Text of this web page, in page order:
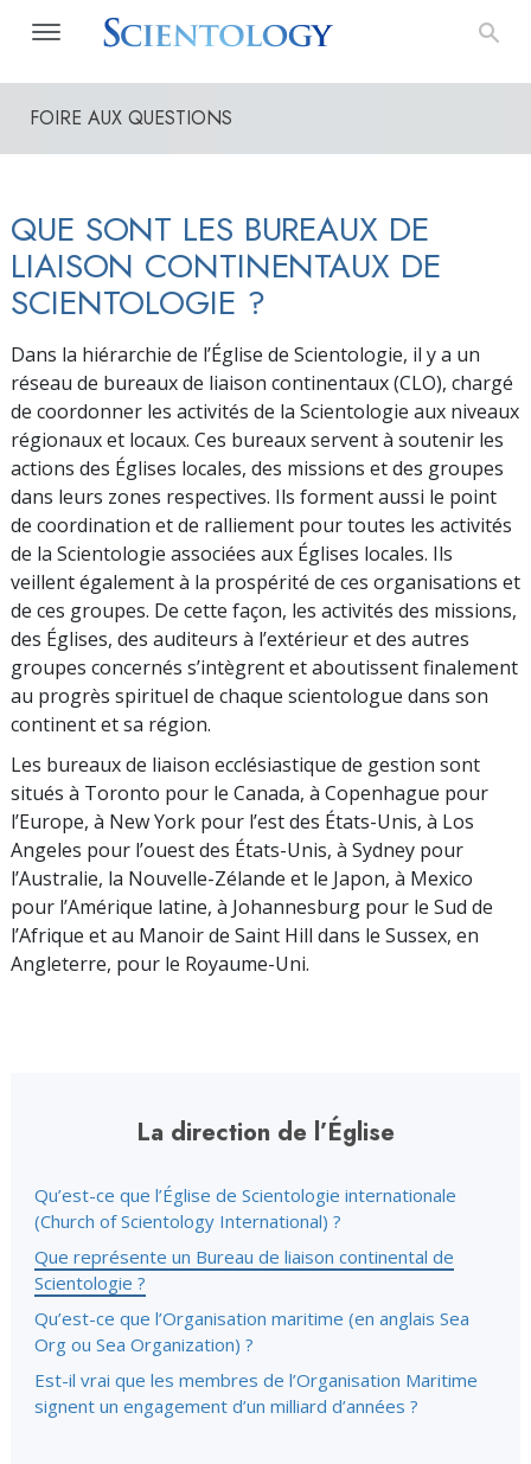
FOIRE AUX QUESTIONS
QUE SONT LES BUREAUX DE
LIAISON CONTINENTAUX DE
SCIENTOLOGIE ?
Dans la hiérarchie de l’Église de Scientologie, il y a un
réseau de bureaux de liaison continentaux (CLO), chargé
de coordonner les activités de la Scientologie aux niveaux
régionaux et locaux. Ces bureaux servent à soutenir les
actions des Églises locales, des missions et des groupes
dans leurs zones respectives. Ils forment aussi le point
de coordination et de ralliement pour toutes les activités
de la Scientologie associées aux Églises locales. Ils
veillent également à la prospérité de ces organisations et
de ces groupes. De cette façon, les activités des missions,
des Églises, des auditeurs à l’extérieur et des autres
groupes concernés s’intègrent et aboutissent finalement
au progrès spirituel de chaque scientologue dans son
continent et sa région.
Les bureaux de liaison ecclésiastique de gestion sont
situés à Toronto pour le Canada, à Copenhague pour
l’Europe, à New York pour l’est des États-Unis, à Los
Angeles pour l’ouest des États-Unis, à Sydney pour
l’Australie, la Nouvelle-Zélande et le Japon, à Mexico
pour l’Amérique latine, à Johannesburg pour le Sud de
l’Afrique et au Manoir de Saint Hill dans le Sussex, en
Angleterre, pour le Royaume-Uni.
La direction de l’Église
Qu’est-ce que l’Église de Scientologie internationale
(Church of Scientology International) ?
Que représente un Bureau de liaison continental de
Scientologie ?
Qu’est-ce que l’Organisation maritime (en anglais Sea
Org ou Sea Organization) ?
Est-il vrai que les membres de l’Organisation Maritime
signent un engagement d’un milliard d’années ?